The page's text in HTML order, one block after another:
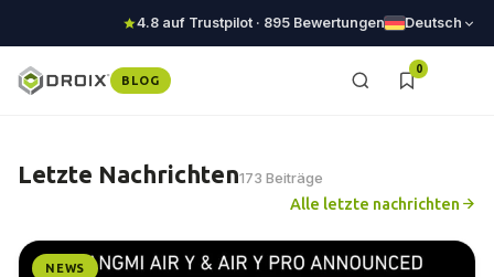
4.8 auf Trustpilot · 895 Bewertungen Deutsch
BLOG
0
Letzte Nachrichten173 Beiträge
Alle letzte nachrichten
NEWS